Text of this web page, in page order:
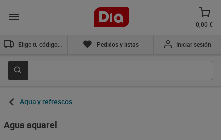
0,00 €
Pedidos y listas Iniciar sesión
Agua y refrescos
Agua aquarel